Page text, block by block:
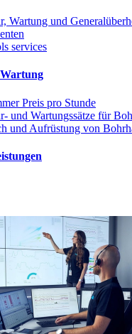
Wartung und
services
Preis pro Stunde
und Wartungssätze für
und Aufrüstung von